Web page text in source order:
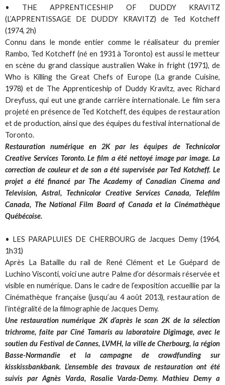
• THE APPRENTICESHIP OF DUDDY KRAVITZ
(L’APPRENTISSAGE DE DUDDY KRAVITZ) de Ted Kotcheff
(1974, 2h)
Connu dans le monde entier comme le réalisateur du premier
Rambo, Ted Kotcheff (né en 1931 à Toronto) est aussi le metteur
en scène du grand classique australien Wake in fright (1971), de
Who is Killing the Great Chefs of Europe (La grande Cuisine,
1978) et de The Apprenticeship of Duddy Kravitz, avec Richard
Dreyfuss, qui eut une grande carrière internationale. Le film sera
projeté en présence de Ted Kotcheff, des équipes de restauration
et de production, ainsi que des équipes du festival international de
Toronto.
Restauration numérique en 2K par les équipes de Technicolor
Creative Services Toronto. Le film a été nettoyé image par image. La
correction de couleur et de son a été supervisée par Ted Kotcheff. Le
projet a été financé par The Academy of Canadian Cinema and
Television, Astral, Technicolor Creative Services Canada, Telefilm
Canada, The National Film Board of Canada et la Cinémathèque
Québécoise.
• LES PARAPLUIES DE CHERBOURG de Jacques Demy (1964,
1h31)
Après La Bataille du rail de René Clément et Le Guépard de
Luchino Visconti, voici une autre Palme d’or désormais réservée et
visible en numérique. Dans le cadre de l’exposition accueillie par la
Cinémathèque française (jusqu’au 4 août 2013), restauration de
l’intégralité de la filmographie de Jacques Demy.
Une restauration numérique 2K d’après le scan 2K de la sélection
trichrome, faite par Ciné Tamaris au laboratoire Digimage, avec le
soutien du Festival de Cannes, LVMH, la ville de Cherbourg, la région
Basse-Normandie et la campagne de crowdfunding sur
kisskissbankbank. L’ensemble des travaux de restauration ont été
suivis par Agnès Varda, Rosalie Varda-Demy. Mathieu Demy a